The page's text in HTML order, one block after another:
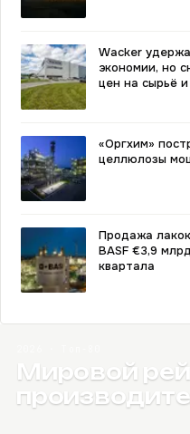
Wacker
экономии, но
цен на сырьё
«Оргхим»
целлюлозы
Продажа
BASF €3,9
квартала
Мировой